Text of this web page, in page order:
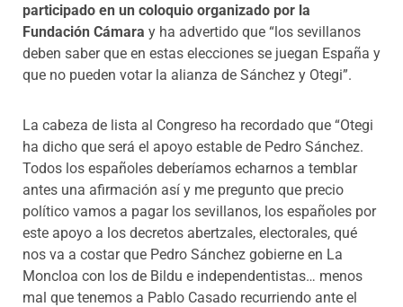
participado en un coloquio organizado por la
Fundación Cámara y ha advertido que “los sevillanos
deben saber que en estas elecciones se juegan España y
que no pueden votar la alianza de Sánchez y Otegi”.
La cabeza de lista al Congreso ha recordado que “Otegi
ha dicho que será el apoyo estable de Pedro Sánchez.
Todos los españoles deberíamos echarnos a temblar
antes una afirmación así y me pregunto que precio
político vamos a pagar los sevillanos, los españoles por
este apoyo a los decretos abertzales, electorales, qué
nos va a costar que Pedro Sánchez gobierne en La
Moncloa con los de Bildu e independentistas… menos
mal que tenemos a Pablo Casado recurriendo ante el